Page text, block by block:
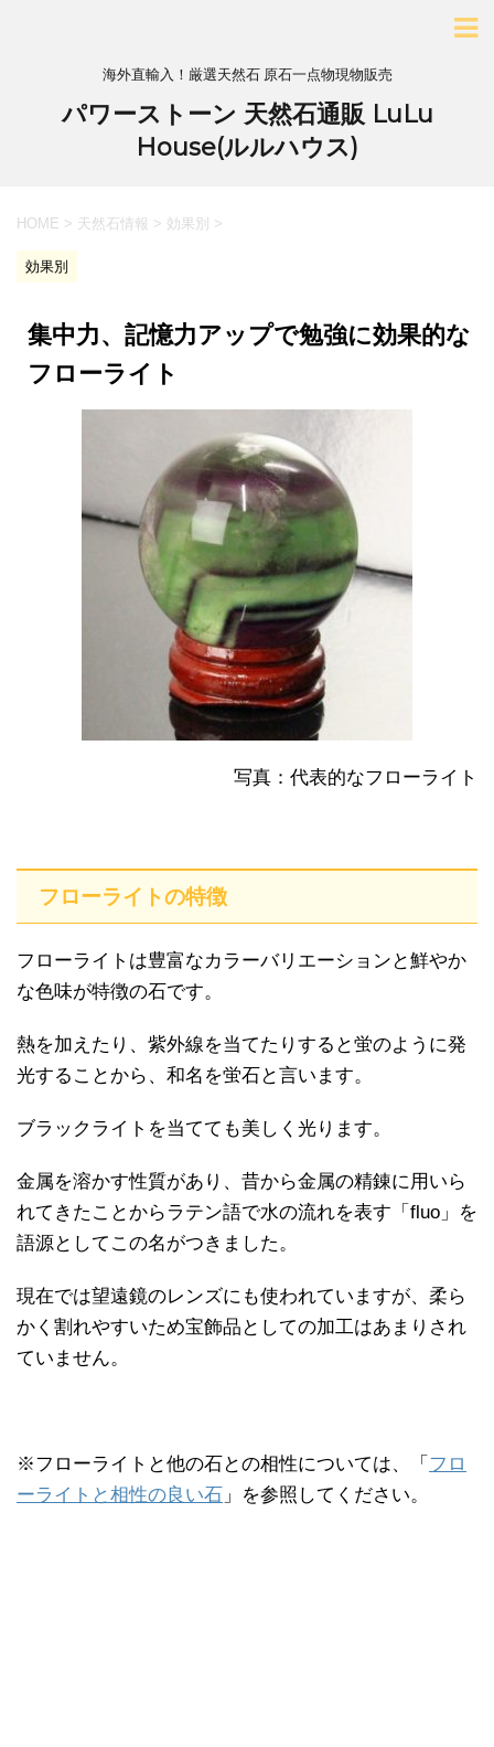
海外直輸入！厳選天然石 原石一点物現物販売
パワーストーン 天然石通販 LuLu
House(ルルハウス)
HOME > 天然石情報 > 効果別 >
効果別
集中力、記憶力アップで勉強に効果的な
フローライト
写真：代表的なフローライト
フローライトの特徴
フローライトは豊富なカラーバリエーションと鮮やか
な色味が特徴の石です。
熱を加えたり、紫外線を当てたりすると蛍のように発
光することから、和名を蛍石と言います。
ブラックライトを当てても美しく光ります。
金属を溶かす性質があり、昔から金属の精錬に用いら
れてきたことからラテン語で水の流れを表す「fluo」を
語源としてこの名がつきました。
現在では望遠鏡のレンズにも使われていますが、柔ら
かく割れやすいため宝飾品としての加工はあまりされ
ていません。
※フローライトと他の石との相性については、「 フロ
ーライトと相性の良い石 」を参照してください。